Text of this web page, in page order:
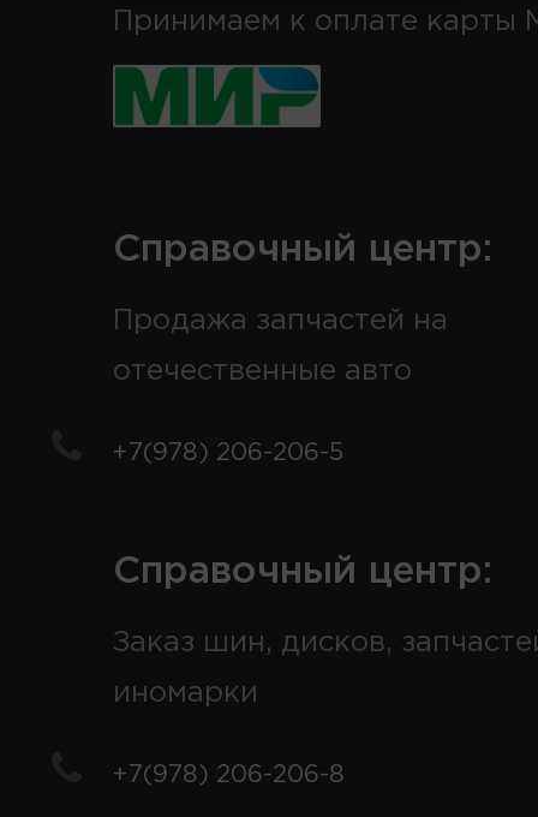
Принимаем к оплате карты
Справочный центр:
Продажа запчастей на
отечественные авто
+7(978) 206-206-5
Справочный центр:
Заказ шин, дисков,
иномарки
+7(978) 206-206-8